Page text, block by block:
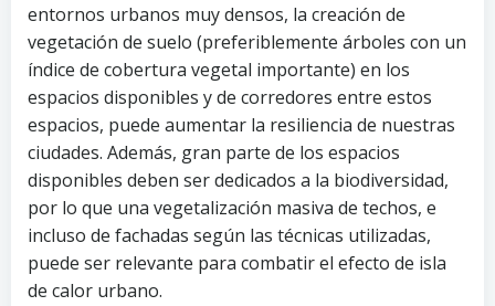
entornos urbanos muy densos, la creación de
vegetación de suelo (preferiblemente árboles con un
índice de cobertura vegetal importante) en los
espacios disponibles y de corredores entre estos
espacios, puede aumentar la resiliencia de nuestras
ciudades. Además, gran parte de los espacios
disponibles deben ser dedicados a la biodiversidad,
por lo que una vegetalización masiva de techos, e
incluso de fachadas según las técnicas utilizadas,
puede ser relevante para combatir el efecto de isla
de calor urbano.